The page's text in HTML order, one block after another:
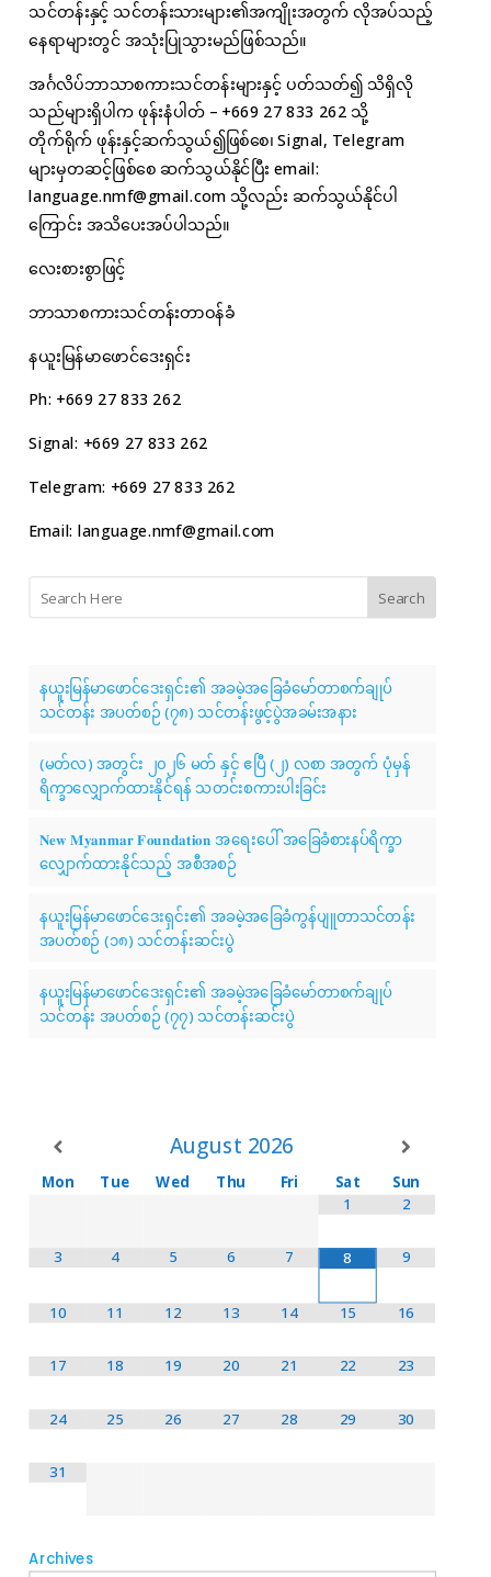
သင်တန်းနှင့် သင်တန်းသားများ၏အကျိုးအတွက် လိုအပ်သည့်
နေရာများတွင် အသုံးပြုသွားမည်ဖြစ်သည်။
အင်္ဂလိပ်ဘာသာစကားသင်တန်းများနှင့် ပတ်သတ်၍ သိရှိလို
သည်များရှိပါက ဖုန်းနံပါတ် – +669 27 833 262 သို့
တိုက်ရိုက် ဖုန်းနှင့်ဆက်သွယ်၍ဖြစ်စေ၊ Signal, Telegram
များမှတဆင့်ဖြစ်စေ ဆက်သွယ်နိုင်ပြီး email:
language.nmf@gmail.comသို့လည်း ဆက်သွယ်နိုင်ပါ
ကြောင်း အသိပေးအပ်ပါသည်။
လေးစားစွာဖြင့်
ဘာသာစကားသင်တန်းတာဝန်ခံ
နယူးမြန်မာဖောင်ဒေးရှင်း
Ph: +669 27 833 262
Signal: +669 27 833 262
Telegram: +669 27 833 262
Email: language.nmf@gmail.com
Search
နယူးမြန်မာဖောင်ဒေးရှင်း၏ အခမဲ့အခြေခံမော်တာစက်ချုပ်
သင်တန်း အပတ်စဉ် (၇၈) သင်တန်းဖွင့်ပွဲအခမ်းအနား
(မတ်လ) အတွင်း ၂၀၂၆ မတ် နှင့် ဧပြီ (၂) လစာ အတွက် ပုံမှန်
ရိက္ခာလျှောက်ထားနိုင်ရန် သတင်းစကားပါးခြင်း
𝐍𝐞𝐰 𝐌𝐲𝐚𝐧𝐦𝐚𝐫 𝐅𝐨𝐮𝐧𝐝𝐚𝐭𝐢𝐨𝐧 အရေးပေါ် အခြေခံစားနပ်ရိက္ခာ
လျှောက်ထားနိုင်သည့် အစီအစဉ်
နယူးမြန်မာဖောင်ဒေးရှင်း၏ အခမဲ့အခြေခံကွန်ပျူတာသင်တန်း
အပတ်စဉ် (၁၈) သင်တန်းဆင်းပွဲ
နယူးမြန်မာဖောင်ဒေးရှင်း၏ အခမဲ့အခြေခံမော်တာစက်ချုပ်
သင်တန်း အပတ်စဉ် (၇၇) သင်တန်းဆင်းပွဲ
August 2026
Mon Tue Wed Thu Fri Sat
Sun
1
2
3 4 5 6 7 8 9
10 11 12 13 14 15 16
17 18 19 20 21 22 23
24 25 26 27 28 29 30
31
Archives